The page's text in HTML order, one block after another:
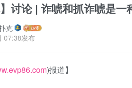
】讨论 | 诈唬和抓诈唬是
克
07:38发布
)报道】